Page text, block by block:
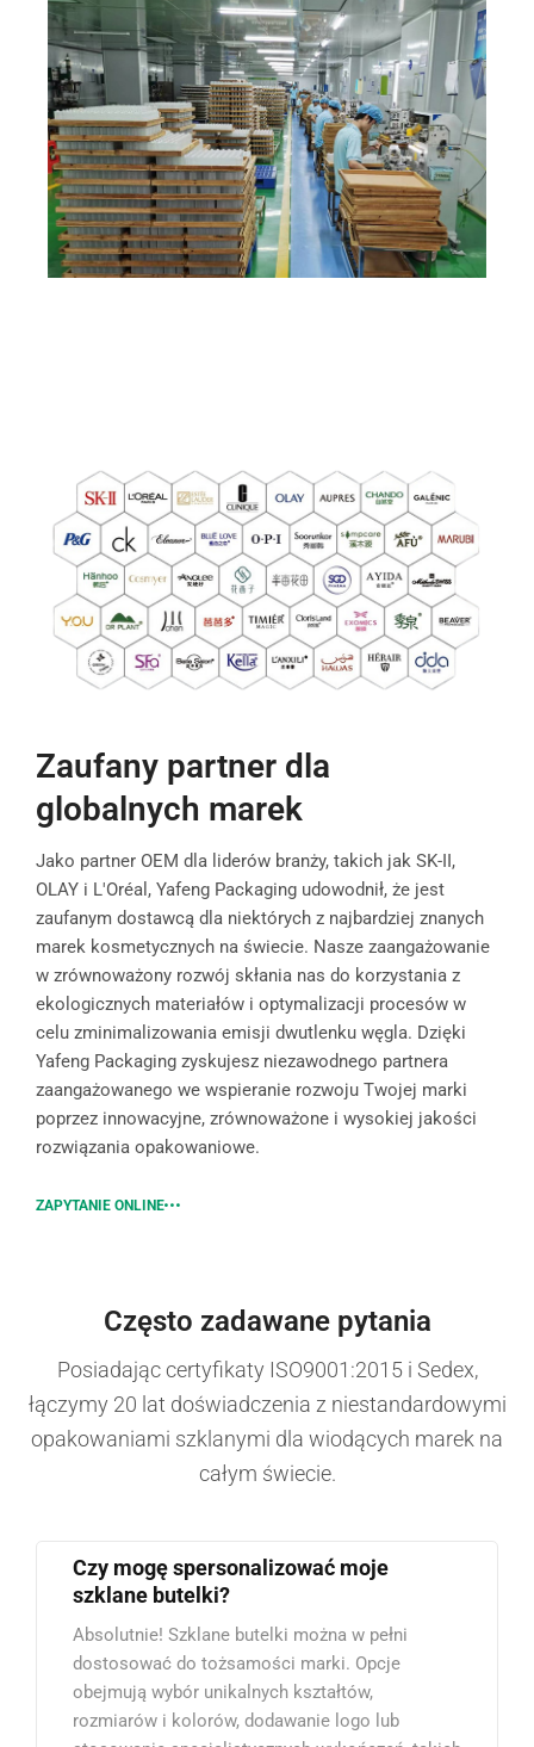
Zaufany partner dla
globalnych marek
Jako partner OEM dla liderów branży, takich jak SK-II,
OLAY i L'Oréal, Yafeng Packaging udowodnił, że jest
zaufanym dostawcą dla niektórych z najbardziej znanych
marek kosmetycznych na świecie. Nasze zaangażowanie
w zrównoważony rozwój skłania nas do korzystania z
ekologicznych materiałów i optymalizacji procesów w
celu zminimalizowania emisji dwutlenku węgla. Dzięki
Yafeng Packaging zyskujesz niezawodnego partnera
zaangażowanego we wspieranie rozwoju Twojej marki
poprzez innowacyjne, zrównoważone i wysokiej jakości
rozwiązania opakowaniowe.
ZAPYTANIE ONLINE
Często zadawane pytania
Posiadając certyfikaty ISO9001:2015 i Sedex,
łączymy 20 lat doświadczenia z niestandardowymi
opakowaniami szklanymi dla wiodących marek na
całym świecie.
Czy mogę spersonalizować moje
szklane butelki?
Absolutnie! Szklane butelki można w pełni
dostosować do tożsamości marki. Opcje
obejmują wybór unikalnych kształtów,
rozmiarów i kolorów, dodawanie logo lub